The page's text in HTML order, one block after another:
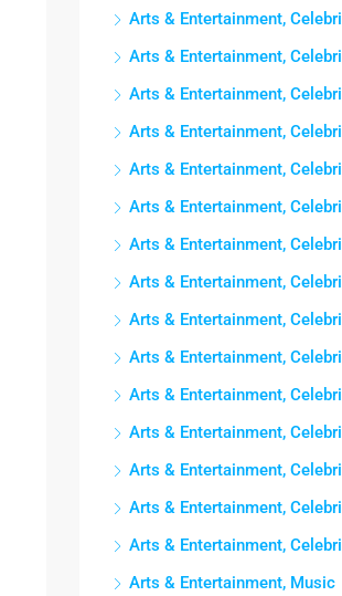
Arts & Entertainment,
Arts & Entertainment,
Arts & Entertainment,
Arts & Entertainment,
Arts & Entertainment,
Arts & Entertainment,
Arts & Entertainment,
Arts & Entertainment,
Arts & Entertainment,
Arts & Entertainment,
Arts & Entertainment,
Arts & Entertainment,
Arts & Entertainment,
Arts & Entertainment,
Arts & Entertainment,
Arts & Entertainment, Music